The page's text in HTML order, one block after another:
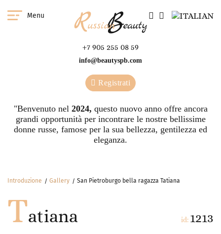
Menu
+7 905 255 08 59
info@beautyspb.com
Registrati
"Benvenuto nel 2024, questo nuovo anno offre ancora
grandi opportunità per incontrare le nostre bellissime
donne russe, famose per la sua bellezza, gentilezza ed
eleganza.
Introduzione Gallery San Pietroburgo bella ragazza Tatiana
Tatiana id: 1213